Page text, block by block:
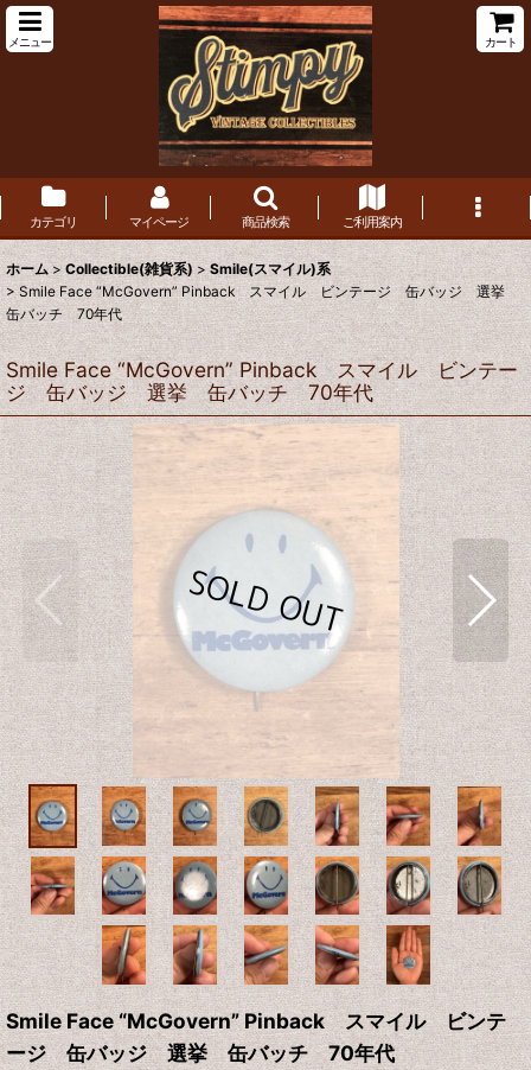
メニュー カート
カテゴリ マイページ 商品検索 ご利用案内
ホーム > Collectible(雑貨系) > Smile(スマイル)系
> Smile Face “McGovern” Pinback スマイル ビンテージ 缶バッジ 選挙
缶バッチ 70年代
Smile Face “McGovern” Pinback スマイル ビンテー
ジ 缶バッジ 選挙 缶バッチ 70年代
Smile Face “McGovern” Pinback スマイル ビンテ
ージ 缶バッジ 選挙 缶バッチ 70年代